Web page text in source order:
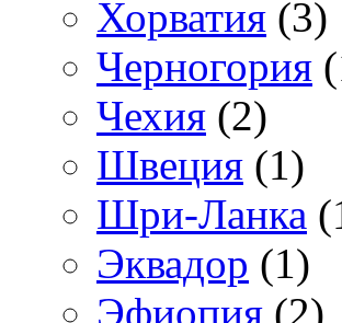
Хорватия (3)
Черногория
Чехия (2)
Швеция (1)
Шри-Ланка
Эквадор (1)
Эфиопия (2)